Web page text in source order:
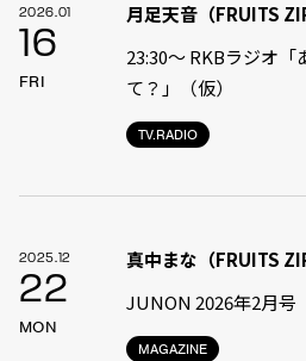
2026.01
16
FRI
TV.RADIO
月足天音（FRUITS
23:30〜 RKBラジオ
て？」（仮）
2025.12
22
MON
MAGAZINE
真中まな（FRUITS
JUNON 2026年2月号